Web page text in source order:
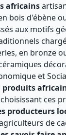
africains
bois d'ébène
aux motifs
en bronze
et
produits
ces
producteurs
de